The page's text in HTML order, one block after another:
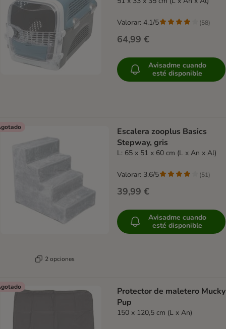
64,99 €
Valorar: 4.1/5 (58)
Avisadme cuando
esté disponible
2 opciones
Escalera zooplus Basics
Stepway, gris
L: 65 x 51 x 60 cm (L x An x Al)
39,99 €
Valorar: 3.6/5 (51)
Avisadme cuando
esté disponible
Protector de maletero Mucky
Pup
150 x 120,5 cm (L x An)